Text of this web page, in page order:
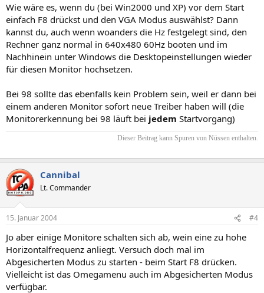
Wie wäre es, wenn du (bei Win2000 und XP) vor dem Start
einfach F8 drückst und den VGA Modus auswählst? Dann
kannst du, auch wenn woanders die Hz festgelegt sind, den
Rechner ganz normal in 640x480 60Hz booten und im
Nachhinein unter Windows die Desktopeinstellungen wieder
für diesen Monitor hochsetzen.
Bei 98 sollte das ebenfalls kein Problem sein, weil er dann bei
einem anderen Monitor sofort neue Treiber haben will (die
Monitorerkennung bei 98 läuft bei jedem Startvorgang)
Dieser Beitrag kann Spuren von Nüssen enthalten.​
Cannibal
Lt. Commander
15. Januar 2004 #4
Jo aber einige Monitore schalten sich ab, wein eine zu hohe
Horizontalfrequenz anliegt. Versuch doch mal im
Abgesicherten Modus zu starten - beim Start F8 drücken.
Vielleicht ist das Omegamenu auch im Abgesicherten Modus
verfügbar.